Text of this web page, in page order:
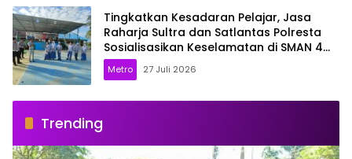
Tingkatkan Kesadaran Pelajar, Jasa
Raharja Sultra dan Satlantas Polresta
Sosialisasikan Keselamatan di SMAN 4
Kendari
Metro 27 Juli 2026
Trending